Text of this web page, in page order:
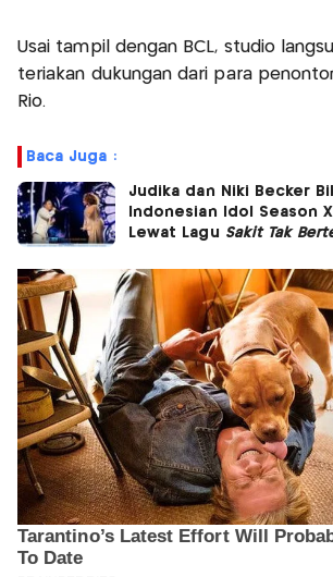
Usai tampil dengan BCL, studio
teriakan dukungan dari para
Rio.
Baca Juga :
Judika dan Niki Becker
Indonesian Idol Season
Lewat Lagu Sakit Tak